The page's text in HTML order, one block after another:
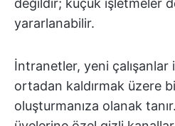
değildir; küçük işletmeler
yararlanabilir.
İntranetler, yeni çalışanlar
ortadan kaldırmak üzere
oluşturmanıza olanak